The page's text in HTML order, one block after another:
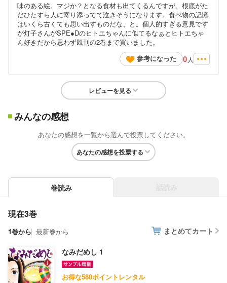
味のある絵。マジか？となる食材も出てくるんですが、根底がた
だひたすら人に寄り添ってて泣きそうになります。食べ物の記憶
はいくら古くても思い出すものだな、と。個人的すぎる意見です
が灯子さんがSPE●Dのヒトエちゃんに似てるなぁとヒトエちゃ
ん好きだから思わず既刊の2巻まで買いました。
参考になった
0 人
レビューを見る
みんなの感想
あなたの感想を一覧から選んで投票してください。
あなたの感想を投票する
巻読み
現在3巻
1巻から 最新巻から まとめてカート
なみだめし 1
お得な580ポイントレンタル